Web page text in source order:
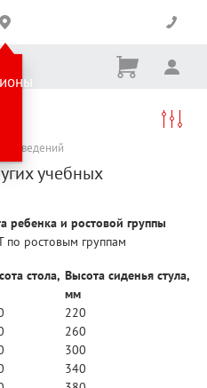
Корзина
Ничего
заведений
учебных
ребенка и ростовой группы
ростовым группам
стола, Высота сиденья стула,
мм
220
260
300
340